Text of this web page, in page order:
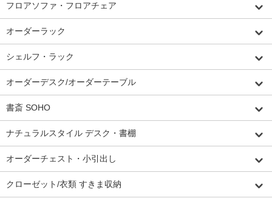
フロアソファ・フロアチェア
オーダーラック
シェルフ・ラック
オーダーデスク/オーダーテーブル
書斎 SOHO
ナチュラルスタイル デスク・書棚
オーダーチェスト・小引出し
クローゼット/衣類 すきま収納